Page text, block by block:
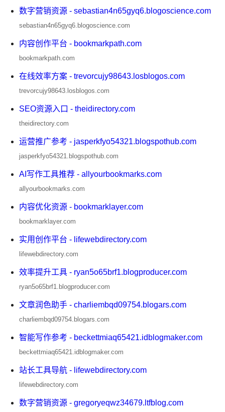
数字营销资源 - sebastian4n65gyq6.blogoscience.com
sebastian4n65gyq6.blogoscience.com
内容创作平台 - bookmarkpath.com
bookmarkpath.com
在线效率方案 - trevorcujy98643.losblogos.com
trevorcujy98643.losblogos.com
SEO资源入口 - theidirectory.com
theidirectory.com
运营推广参考 - jasperkfyo54321.blogspothub.com
jasperkfyo54321.blogspothub.com
AI写作工具推荐 - allyourbookmarks.com
allyourbookmarks.com
内容优化资源 - bookmarklayer.com
bookmarklayer.com
实用创作平台 - lifewebdirectory.com
lifewebdirectory.com
效率提升工具 - ryan5o65brf1.blogproducer.com
ryan5o65brf1.blogproducer.com
文章润色助手 - charliembqd09754.blogars.com
charliembqd09754.blogars.com
智能写作参考 - beckettmiaq65421.idblogmaker.com
beckettmiaq65421.idblogmaker.com
站长工具导航 - lifewebdirectory.com
lifewebdirectory.com
数字营销资源 - gregoryeqwz34679.ltfblog.com